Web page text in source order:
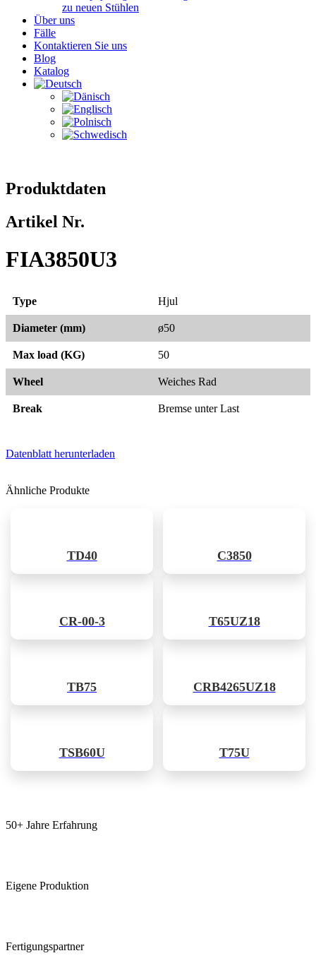
zu neuen Stühlen
Über uns
Fälle
Kontaktieren Sie uns
Blog
Katalog
Produktdaten
Artikel Nr.
FIA3850U3
Type Hjul
Diameter (mm) ø50
Max load (KG) 50
Wheel Weiches Rad
Break Bremse unter Last
Datenblatt herunterladen
Ähnliche Produkte
TD40 C3850
CR-00-3 T65UZ18
TB75 CRB4265UZ18
TSB60U T75U
50+ Jahre Erfahrung
Eigene Produktion
Fertigungspartner